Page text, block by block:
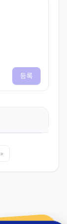
등록
»